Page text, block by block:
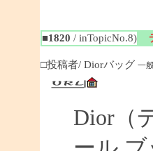
■1820 / inTopicNo.8)
□投稿者/ Diorバッグ 一
Dior（